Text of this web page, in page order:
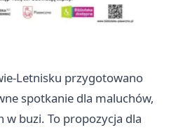
Letnisku przygotowano
spotkanie dla maluchów,
buzi. To propozycja dla